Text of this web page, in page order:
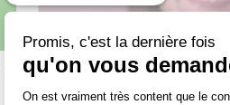
Promis, c'est la dernière fois
qu'on vous
Plateforme de
On est vraiment très content que le